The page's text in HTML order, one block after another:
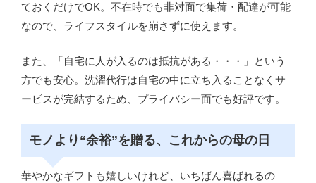
ておくだけでOK。不在時でも非対面で集荷・配達が可能
なので、ライフスタイルを崩さずに使えます。
また、「自宅に人が入るのは抵抗がある・・・」という
方でも安心。洗濯代行は自宅の中に立ち入ることなくサ
ービスが完結するため、プライバシー面でも好評です。
モノより“余裕”を贈る、これからの母の日
華やかなギフトも嬉しいけれど、いちばん喜ばれるの